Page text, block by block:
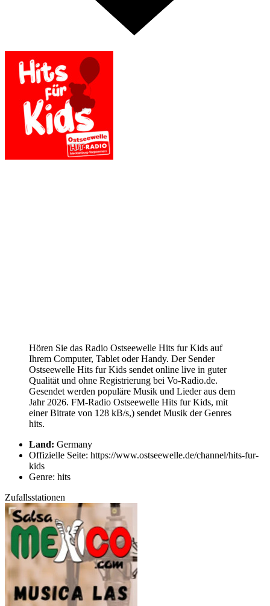
Hören Sie das Radio Ostseewelle Hits fur Kids auf
Ihrem Computer, Tablet oder Handy. Der Sender
Ostseewelle Hits fur Kids sendet online live in guter
Qualität und ohne Registrierung bei Vo-Radio.de.
Gesendet werden populäre Musik und Lieder aus dem
Jahr 2026. FM-Radio Ostseewelle Hits fur Kids, mit
einer Bitrate von 128 kB/s,) sendet Musik der Genres
hits.
Land: Germany
Offizielle Seite: https://www.ostseewelle.de/channel/hits-fur-
kids
Genre: hits
Zufallsstationen